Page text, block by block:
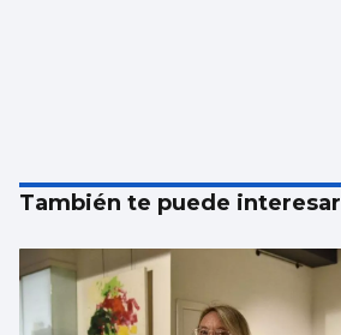
También te puede interesar